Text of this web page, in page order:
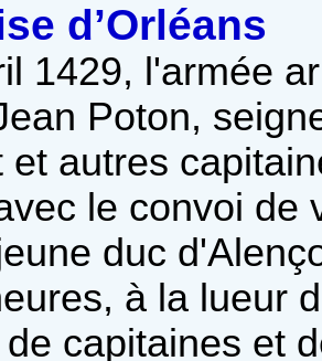
d’Orléans
1429, l'armée
Poton,
et autres
le convoi de
duc
à la lueur
capitaines et